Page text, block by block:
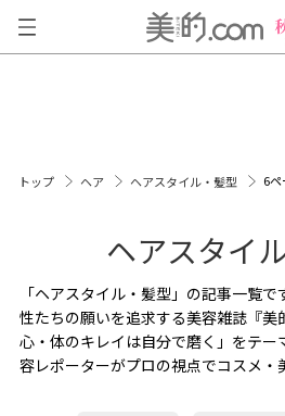
トップ ヘア ヘアスタイル・髪型 6
ヘアスタイ
「ヘアスタイル・髪型」の記事一覧
性たちの願いを追求する美容雑誌『美
心・体のキレイは自分で磨く」をテ
容レポーターがプロの視点でコスメ・